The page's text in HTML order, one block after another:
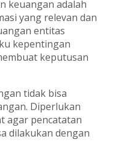
keuangan adalah
yang relevan dan
entitas
kepentingan
keputusan
tidak bisa
Diperlukan
agar pencatatan
dilakukan dengan